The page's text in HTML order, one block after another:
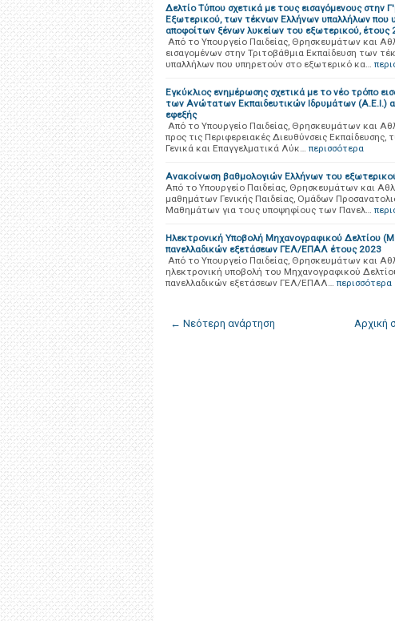
Δελτίο Τύπου σχετικά με τους εισαγόμενους
Εξωτερικού, των τέκνων Ελλήνων υπαλλήλων που
αποφοίτων ξένων λυκείων του εξωτερικού, έτους
Από το Υπουργείο Παιδείας, Θρησκευμάτων και
εισαγομένων στην Τριτοβάθμια Εκπαίδευση των
υπαλλήλων που υπηρετούν στο εξωτερικό κα…
Εγκύκλιος ενημέρωσης σχετικά με το νέο τρόπο
των Ανώτατων Εκπαιδευτικών Ιδρυμάτων (Α.Ε.Ι.)
εφεξής
Από το Υπουργείο Παιδείας, Θρησκευμάτων και
προς τις Περιφερειακές Διευθύνσεις
Γενικά και Επαγγελματικά Λύκ… περισσότερα
Ανακοίνωση βαθμολογιών Ελλήνων του
Από το Υπουργείο Παιδείας, Θρησκευμάτων και
μαθημάτων Γενικής Παιδείας, Ομάδων
Μαθημάτων για τους υποψηφίους των Πανελ…
Ηλεκτρονική Υποβολή Μηχανογραφικού Δελτίου
πανελλαδικών εξετάσεων ΓΕΛ/ΕΠΑΛ έτους 2023
Από το Υπουργείο Παιδείας, Θρησκευμάτων και
ηλεκτρονική υποβολή του Μηχανογραφικού
πανελλαδικών εξετάσεων ΓΕΛ/ΕΠΑΛ… περισσότερα
← Νεότερη ανάρτηση Αρχική